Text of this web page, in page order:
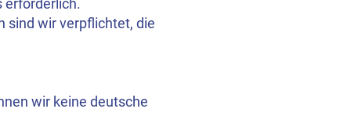
erforderlich.
sind wir verpflichtet, die
wir keine deutsche